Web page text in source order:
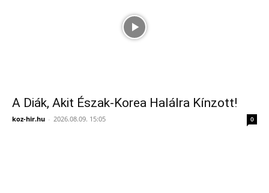
A Diák, Akit Észak-Korea Halálra Kínzott!
koz-hir.hu - 2026.08.09. 15:05 0